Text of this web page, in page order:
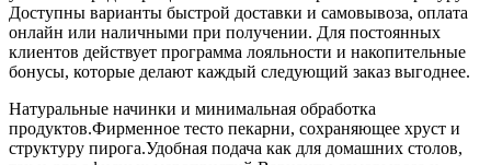
Доступны варианты быстрой доставки и самовывоза, оплата
онлайн или наличными при получении. Для постоянных
клиентов действует программа лояльности и накопительные
бонусы, которые делают каждый следующий заказ выгоднее.
Натуральные начинки и минимальная обработка
продуктов.Фирменное тесто пекарни, сохраняющее хруст и
структуру пирога.Удобная подача как для домашних столов,